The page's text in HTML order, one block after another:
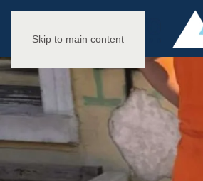
Skip to main content